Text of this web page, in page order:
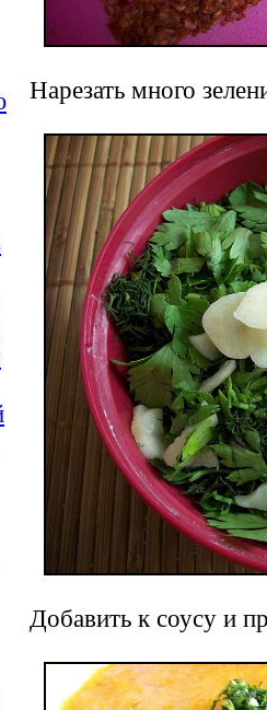
Нарезать много
Добавить к соусу и